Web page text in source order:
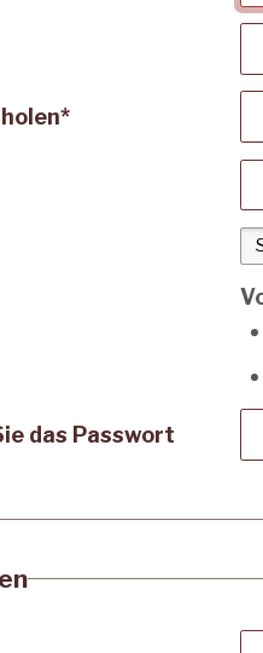
*
das Passwort